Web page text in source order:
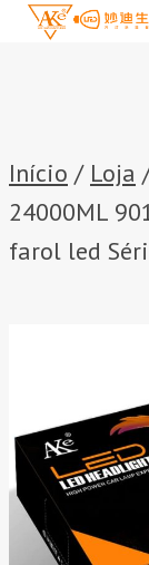
Saltar
Início / Loja
24000ML
farol led